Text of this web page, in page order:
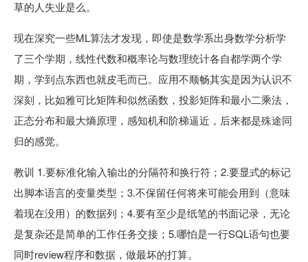
草的人失业是么。
现在深究一些ML算法才发现，即使是数学系出身数学分析学
了三个学期，线性代数和概率论与数理统计各自都学两个学
期，学到点东西也就皮毛而已。应用不顺畅其实是因为认识不
深刻，比如雅可比矩阵和似然函数，投影矩阵和最小二乘法，
正态分布和最大熵原理，感知机和阶梯逼近，后来都是殊途同
归的感觉。
教训 1.要标准化输入输出的分隔符和换行符；2.要显式的标记
出脚本语言的变量类型；3.不保留任何将来可能会用到（意味
着现在没用）的数据列；4.要有至少是纸笔的书面记录，无论
是复杂还是简单的工作任务交接；5.哪怕是一行SQL语句也要
同时review程序和数据，做最坏的打算。